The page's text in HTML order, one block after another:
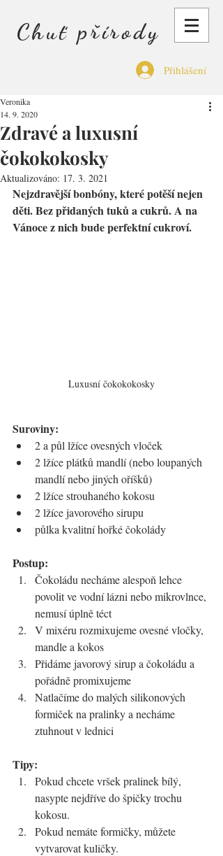
Chuť přírody
Přihlášení
Zdravé a luxusní
čokokokosky
Veronika
14. 9. 2020
Aktualizováno: 17. 3. 2021
Nejzdravější bonbóny, které potěší nejen
děti. Bez přidaných tuků a cukrů. A na
Vánoce z nich bude perfektní cukroví.
Luxusní čokokokosky
Suroviny:
2 a půl lžíce ovesných vloček
2 lžíce plátků mandlí (nebo loupaných
mandlí nebo jiných oříšků)
2 lžíce strouhaného kokosu
2 lžíce javorového sirupu
půlka kvalitní hořké čokolády
Postup:
Čokoládu necháme alespoň lehce
povolit ve vodní lázni nebo mikrovlnce,
nemusí úplně téct
V mixéru rozmixujeme ovesné vločky,
mandle a kokos
Přidáme javorový sirup a čokoládu a
pořádně promixujeme
Natlačíme do malých silikonových
formiček na pralinky a necháme
ztuhnout v lednici
Tipy:
Pokud chcete vršek pralinek bílý,
nasypte nejdříve do špičky trochu
kokosu.
Pokud nemáte formičky, můžete
vytvarovat kuličky.